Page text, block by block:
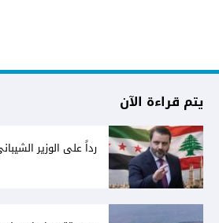
يتم قراءة الآن
رداً على الوزير